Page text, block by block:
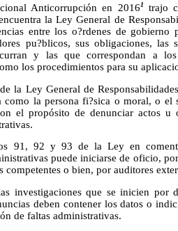
Anticorrupción en 20161
trajo
la Ley General de
entre los o?rdenes de gobierno
pu?blicos, sus obligaciones, las
y las que correspondan a
los procedimientos para su
la Ley General de
como la persona fi?sica o moral, o
el propósito de denunciar actos
91, 92 y 93 de la Ley en
puede iniciarse de oficio,
competentes o bien, por auditores
investigaciones que se inicien por
deben contener los datos o
de faltas administrativas.